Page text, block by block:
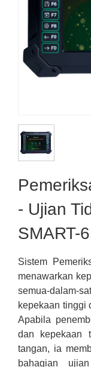
- Ujian
SMART-
Sistem
menawarkan
semua-dalam-
kepekaan tinggi
Apabila
dan kepekaan
tangan, ia
bahagian